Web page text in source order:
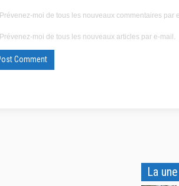
Prévenez-moi de tous les nouveaux commentaires par
Prévenez-moi de tous les nouveaux articles par e-mail.
La une